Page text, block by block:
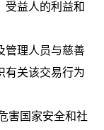
受益人的利益和
管理人员与慈善
有关该交易行为
害国家安全和社